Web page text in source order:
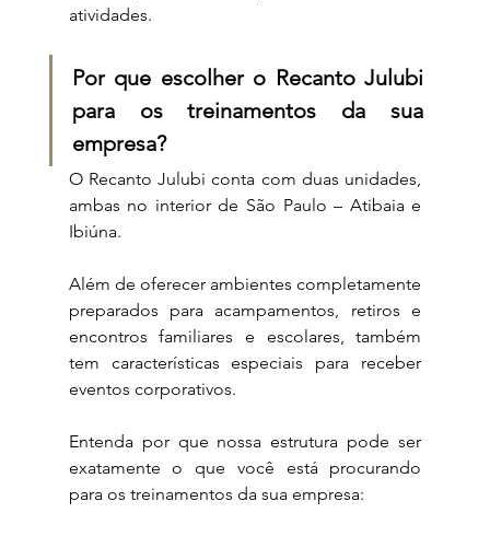
atividades.
Por que escolher o Recanto Julubi
para os treinamentos da sua
empresa?
O Recanto Julubi conta com duas unidades,
ambas no interior de São Paulo – Atibaia e
Ibiúna.
Além de oferecer ambientes completamente
preparados para acampamentos, retiros e
encontros familiares e escolares, também
tem características especiais para receber
eventos corporativos.
Entenda por que nossa estrutura pode ser
exatamente o que você está procurando
para os treinamentos da sua empresa: